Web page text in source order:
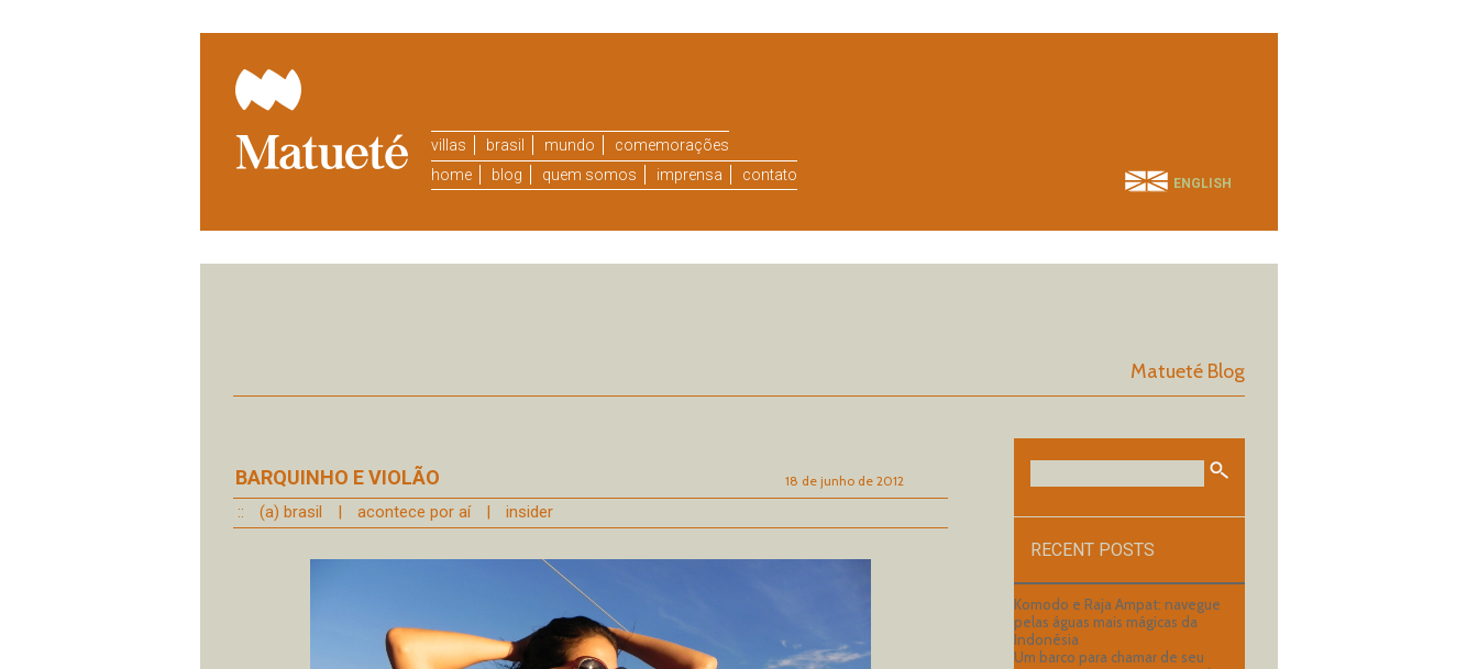
ENGLISH
home blog quem somos imprensa contato
villas brasil mundo comemorações
Matueté Blog
BARQUINHO E VIOLÃO 18 de junho de 2012
:: (a) brasil | acontece por aí | insider
RECENT POSTS
Komodo e Raja Ampat: navegue
pelas águas mais mágicas da
Indonésia
Um barco para chamar de seu